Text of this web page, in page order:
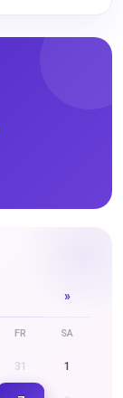
»
FR SA
31 1